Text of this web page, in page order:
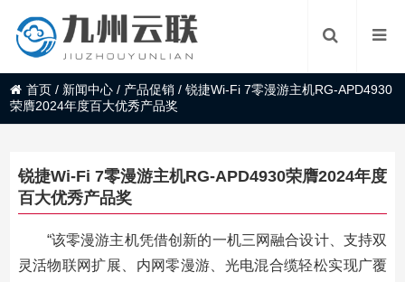
首页 / 新闻中心 / 产品促销 /锐捷Wi-Fi 7零漫游主机RG-APD4930
荣膺2024年度百大优秀产品奖
锐捷Wi-Fi 7零漫游主机RG-APD4930荣膺2024年度
百大优秀产品奖
“该零漫游主机凭借创新的一机三网融合设计、支持双
灵活物联网扩展、内网零漫游、光电混合缆轻松实现广覆